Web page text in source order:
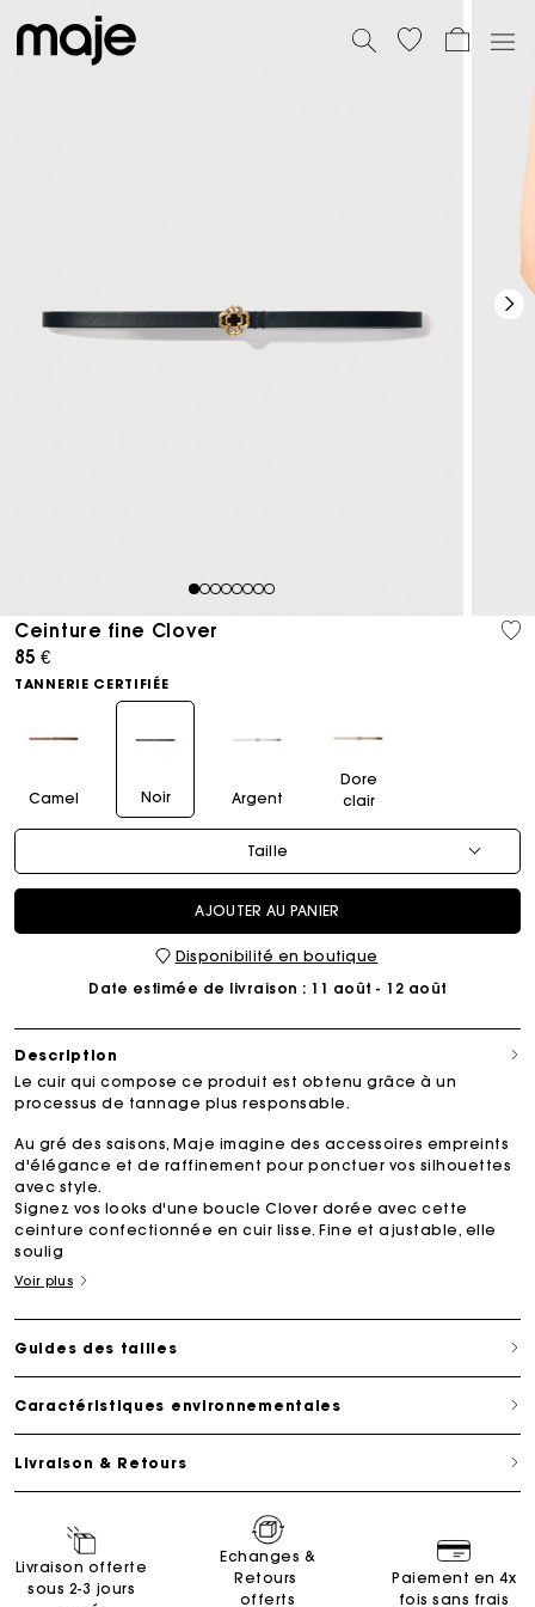
12345678
Ceinture fine Clover
85 €
TANNERIE CERTIFIÉE
Camel Noir Argent
Dore
clair
Taille
AJOUTER AU PANIER
Disponibilité en boutique
Date estimée de livraison : 11 août - 12 août
Description
Le cuir qui compose ce produit est obtenu grâce à un
processus de tannage plus responsable.
Au gré des saisons, Maje imagine des accessoires empreints
d'élégance et de raffinement pour ponctuer vos silhouettes
avec style.
Signez vos looks d'une boucle Clover dorée avec cette
ceinture confectionnée en cuir lisse. Fine et ajustable, elle
soulig
Voir plus
Guides des tailles
Caractéristiques environnementales
Livraison & Retours
Livraison offerte
sous 2-3 jours
Echanges &
Retours
offerts
Paiement en 4x
fois sans frais